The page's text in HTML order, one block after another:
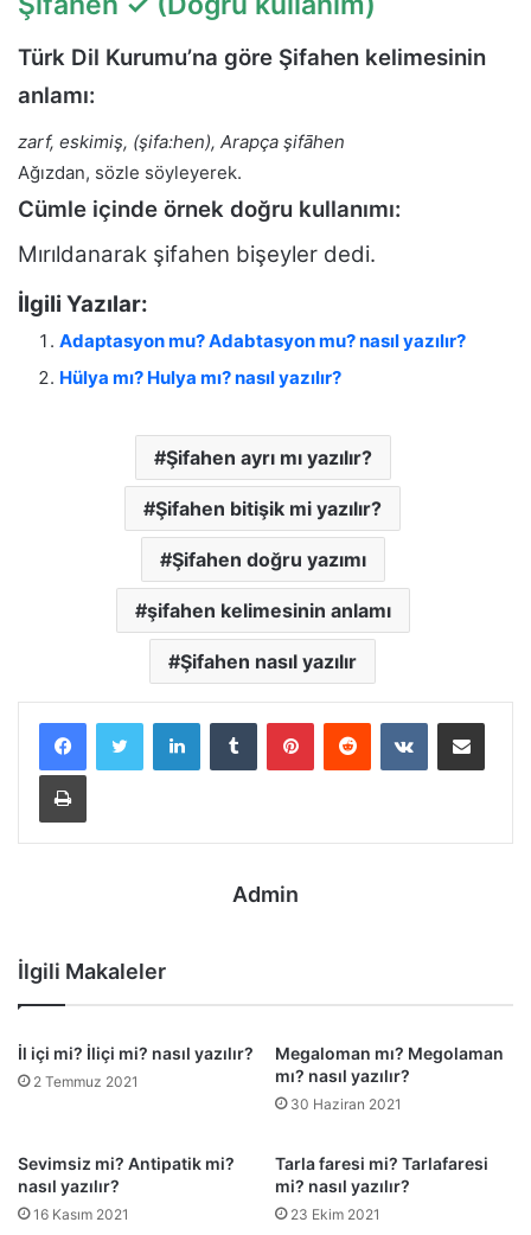
Türk Dil Kurumu’na göre Şifahen kelimesinin
anlamı:
zarf, eskimiş, (şifa:hen), Arapça şifāhen
Ağızdan, sözle söyleyerek.
Cümle içinde örnek doğru kullanımı:
Mırıldanarak şifahen bişeyler dedi.
İlgili Yazılar:
Adaptasyon mu? Adabtasyon mu? nasıl yazılır?
Hülya mı? Hulya mı? nasıl yazılır?
Şifahen ayrı mı yazılır?
Şifahen bitişik mi yazılır?
Şifahen doğru yazımı
şifahen kelimesinin anlamı
Şifahen nasıl yazılır
LinkedInTumblr PinterestReddit VKontakteE-Posta ile paylaş
Yazdır
Admin
İlgili Makaleler
İl içi mi? İliçi mi? nasıl yazılır?
2 Temmuz 2021
Megaloman mı? Megolaman
mı? nasıl yazılır?
30 Haziran 2021
Sevimsiz mi? Antipatik mi?
nasıl yazılır?
16 Kasım 2021
Tarla faresi mi? Tarlafaresi
mi? nasıl yazılır?
23 Ekim 2021